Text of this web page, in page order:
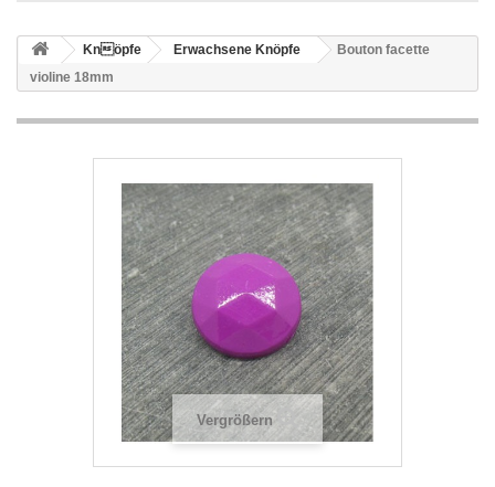
Knöpfe Erwachsene Knöpfe
Bouton facette
violine 18mm
Vergrößern